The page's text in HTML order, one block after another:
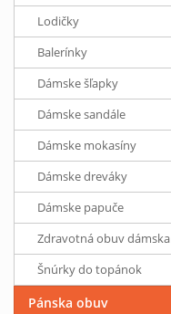
Lodičky
Balerínky
Dámske šľapky
Dámske sandále
Dámske mokasíny
Dámske dreváky
Dámske papuče
Zdravotná obuv dámska
Šnúrky do topánok
Pánska obuv